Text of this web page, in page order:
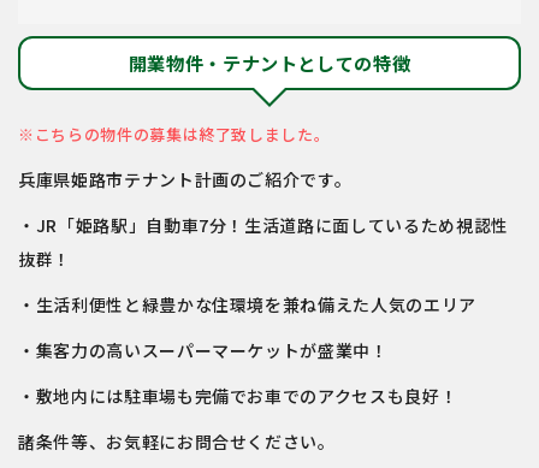
開業物件・テナントとしての特徴
※こちらの物件の募集は終了致しました。
兵庫県姫路市テナント計画のご紹介です。
・JR「姫路駅」自動車7分！生活道路に面しているため視認性
抜群！
・生活利便性と緑豊かな住環境を兼ね備えた人気のエリア
・集客力の高いスーパーマーケットが盛業中！
・敷地内には駐車場も完備でお車でのアクセスも良好！
諸条件等、お気軽にお問合せください。